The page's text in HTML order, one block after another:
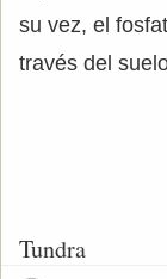
su vez, el
través del
Tundra